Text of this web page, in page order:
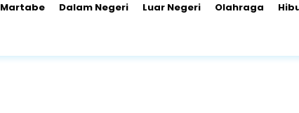
Martabe Dalam Negeri Luar Negeri Olahraga